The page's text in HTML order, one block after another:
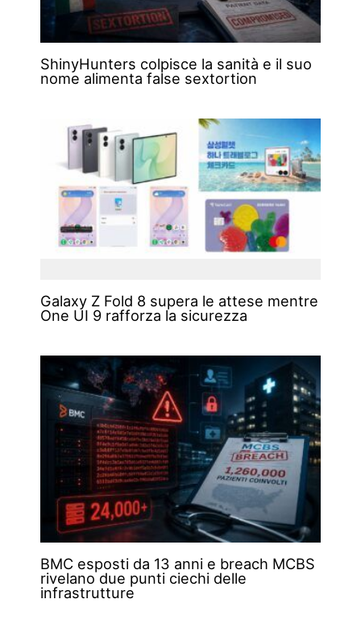
ShinyHunters colpisce la sanità e il suo
nome alimenta false sextortion
Galaxy Z Fold 8 supera le attese mentre
One UI 9 rafforza la sicurezza
BMC esposti da 13 anni e breach MCBS
rivelano due punti ciechi delle
infrastrutture